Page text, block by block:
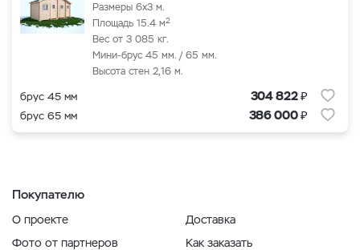
Размеры 6x3 м.
Площадь 15.4 м2
Вес от 3 085 кг.
Мини-брус 45 мм. / 65 мм.
Высота стен 2,16 м.
брус 45 мм 304 822₽
брус 65 мм 386 000₽
Покупателю
О проекте
Фото от партнеров
Доставка
Как заказать